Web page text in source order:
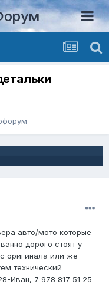
авто/мото которые
дорого стоят у
оригинала или же
технический
Иван, 7 978 817 51 25